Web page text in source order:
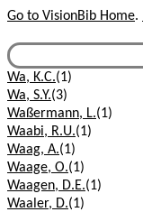
Go to VisionBib Home.
Wa, K.C.(1)
Wa, S.Y.(3)
Waßermann, L.(1)
Waabi, R.U.(1)
Waag, A.(1)
Waage, O.(1)
Waagen, D.E.(1)
Waaler, D.(1)